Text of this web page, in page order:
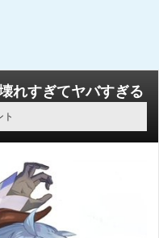
れすぎてヤバすぎる
ト